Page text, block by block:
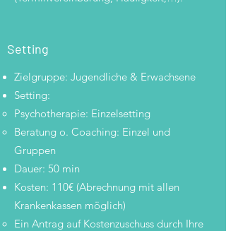
Setting
Zielgruppe: Jugendliche & Erwachsene
Setting:
Psychotherapie: Einzelsetting​
Beratung o. Coaching: Einzel und
Gruppen
Dauer: 50 min
Kosten: 110€ (Abrechnung mit allen
Krankenkassen möglich)
Ein Antrag auf Kostenzuschuss durch Ihre